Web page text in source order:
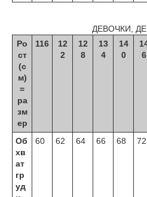
ДЕВОЧКИ,
Ро
ст
(с
м)
=
ра
зм
ер
116
12
2
12
8
13
4
14
0
6
Об
хв
ат
гр
уд
60 62 64 66 68 72